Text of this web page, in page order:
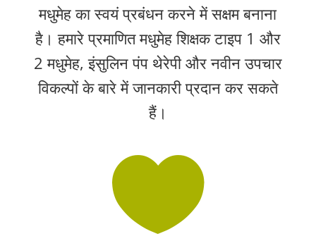
मधुमेह का स्वयं प्रबंधन करने में सक्षम बनाना
है। हमारे प्रमाणित मधुमेह शिक्षक टाइप 1 और
2 मधुमेह, इंसुलिन पंप थेरेपी और नवीन उपचार
विकल्पों के बारे में जानकारी प्रदान कर सकते
हैं।
